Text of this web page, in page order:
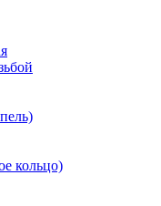
кольцо)